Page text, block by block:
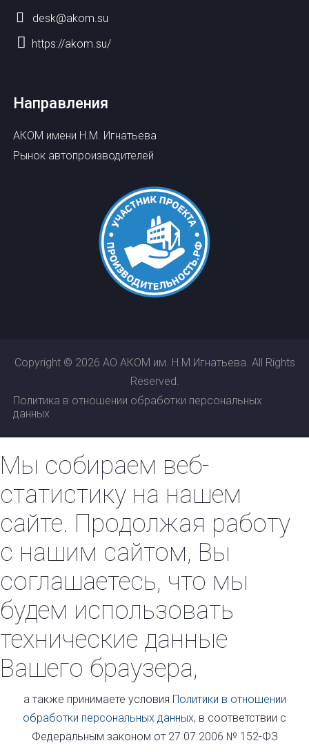
desk@akom.su
https://akom.su/
Направления
АКОМ имени Н.М. Игнатьева
Рынок автопроизводителей
Copyright © 2026 АО АКОМ им. Н.М.Игнатьева. All Rights
Reserved.
Политика в отношении обработки персональных
данных
Мы собираем веб-
статистику на нашем
сайте. Продолжая работу
с нашим сайтом, Вы
соглашаетесь, что мы
будем использовать
технические данные
Вашего браузера,
а также принимаете условия Политики в отношении
обработки персональных данных, в соответствии с
Федеральным законом от 27.07.2006 № 152-ФЗ